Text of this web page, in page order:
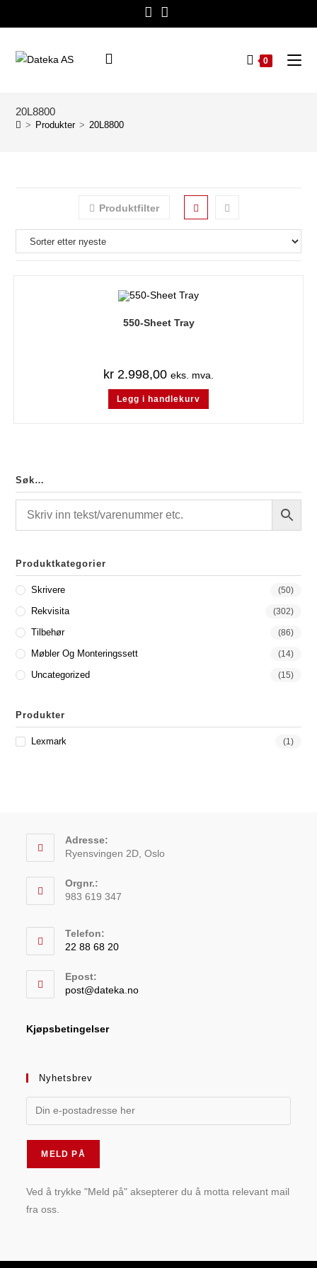
0
20L8800
> Produkter > 20L8800
Produktfilter
550-Sheet Tray
kr 2.998,00 eks. mva.
Legg i handlekurv
Søk…
Produktkategorier
Skrivere (50)
Rekvisita (302)
Tilbehør (86)
Møbler Og Monteringssett (14)
Uncategorized (15)
Produkter
Lexmark (1)
Adresse:
Ryensvingen 2D, Oslo
Orgnr.:
983 619 347
Telefon:
22 88 68 20
Epost:
post@dateka.no
Kjøpsbetingelser
Nyhetsbrev
Ved å trykke "Meld på" aksepterer du å motta relevant mail
fra oss.